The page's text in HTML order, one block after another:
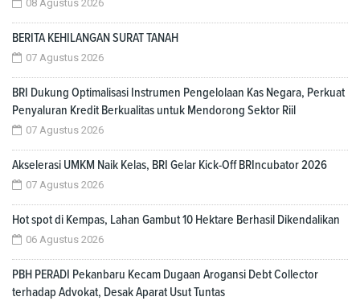
08 Agustus 2026
BERITA KEHILANGAN SURAT TANAH
07 Agustus 2026
BRI Dukung Optimalisasi Instrumen Pengelolaan Kas Negara, Perkuat
Penyaluran Kredit Berkualitas untuk Mendorong Sektor Riil
07 Agustus 2026
Akselerasi UMKM Naik Kelas, BRI Gelar Kick-Off BRIncubator 2026
07 Agustus 2026
Hot spot di Kempas, Lahan Gambut 10 Hektare Berhasil Dikendalikan
06 Agustus 2026
PBH PERADI Pekanbaru Kecam Dugaan Arogansi Debt Collector
terhadap Advokat, Desak Aparat Usut Tuntas